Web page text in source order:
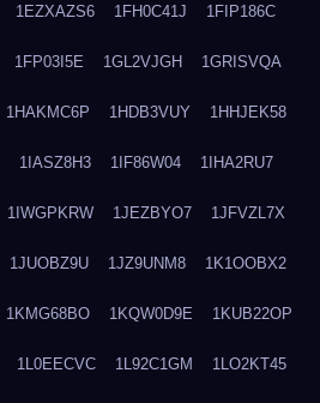
1EZXAZS6 1FH0C41J 1FIP186C
1FP03I5E 1GL2VJGH 1GRISVQA
1HAKMC6P 1HDB3VUY 1HHJEK58
1IASZ8H3 1IF86W04 1IHA2RU7
1IWGPKRW 1JEZBYO7 1JFVZL7X
1JUOBZ9U 1JZ9UNM8 1K1OOBX2
1KMG68BO 1KQW0D9E 1KUB22OP
1L0EECVC 1L92C1GM 1LO2KT45